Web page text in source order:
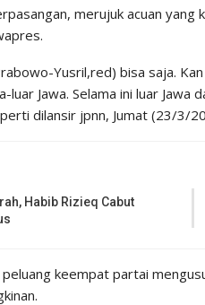
merujuk acuan yang
Yusril,red) bisa saja.
luar Jawa. Selama ini luar
dilansir jpnn, Jumat (23/3/
Habib Rizieq Cabut
keempat partai